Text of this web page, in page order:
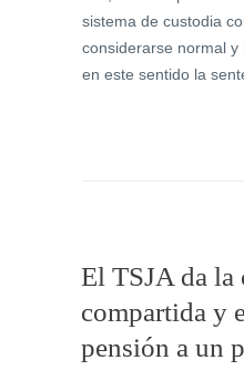
sistema de custodia
considerarse normal y
en este sentido la
El TSJA da la
compartida y
pensión a un